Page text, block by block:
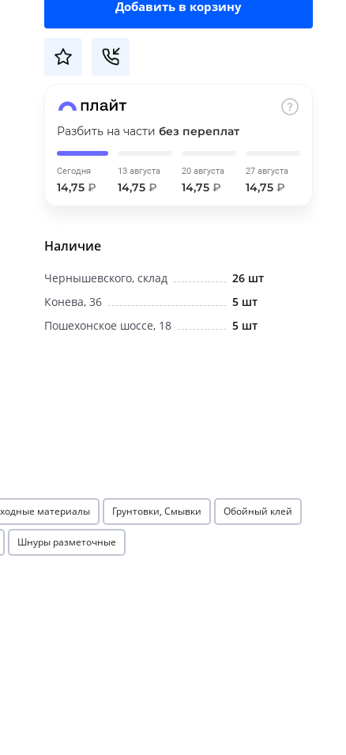
Добавить в корзину
Разбить на частибез переплат
Сегодня
14,75₽
13 августа
14,75₽
20 августа
14,75₽
27 августа
14,75₽
Наличие
Чернышевского, склад
26 шт
Конева, 36
5 шт
Пошехонское шоссе, 18
5 шт
материалы Грунтовки, Смывки Обойный клей
Шнуры разметочные